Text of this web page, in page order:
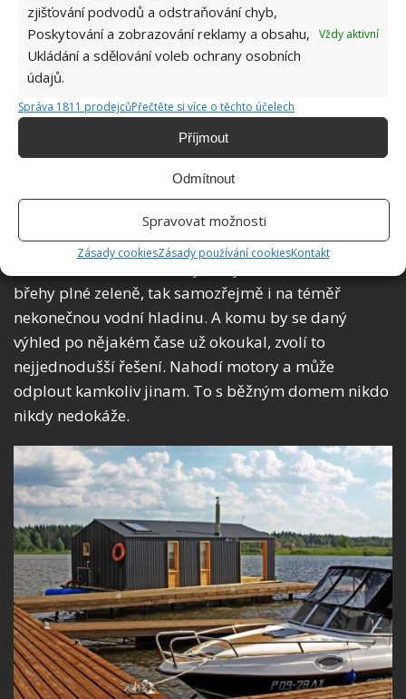
zjišťování podvodů a odstraňování chyb,
Poskytování a zobrazování reklamy a obsahu,
Ukládání a sdělování voleb ochrany osobních
údajů.
Vždy aktivní
Správa 1811 prodejcůPřečtěte si více o těchto účelech
Příjmout
Odmítnout
Spravovat možnosti
Zásady cookiesZásady používání cookiesKontakt
Nádherný výhled do okolí
Kladem tohoto řešení je i fakt, že každý výhled z okna
břehy plné zeleně, tak samozřejmě i na téměř
nekonečnou vodní hladinu. A komu by se daný
výhled po nějakém čase už okoukal, zvolí to
nejjednodušší řešení. Nahodí motory a může
odplout kamkoliv jinam. To s běžným domem nikdo
nikdy nedokáže.